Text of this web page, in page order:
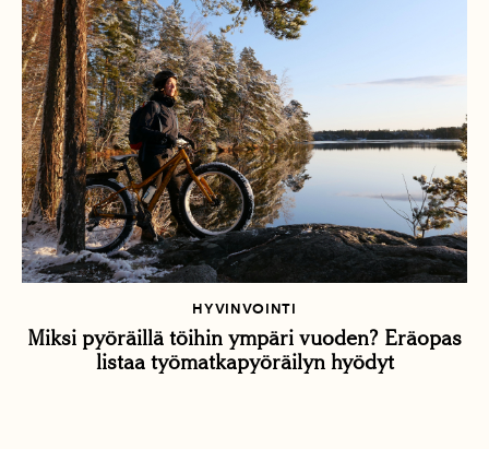
HYVINVOINTI
Miksi pyöräillä töihin ympäri vuoden? Eräopas
listaa työmatkapyöräilyn hyödyt